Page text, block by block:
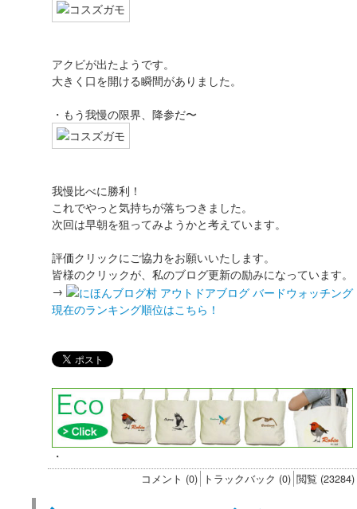
アクビが出たようです。
大きく口を開ける瞬間がありました。
・もう我慢の限界、降参だ〜
我慢比べに勝利！
これでやっと気持ちが落ちつきました。
次回は早朝を狙ってみようかと考えています。
評価クリックにご協力をお願いいたします。
皆様のクリックが、私のブログ更新の励みになっています。
→
現在のランキング順位はこちら！
・
コメント (0) トラックバック (0) 閲覧 (23284)